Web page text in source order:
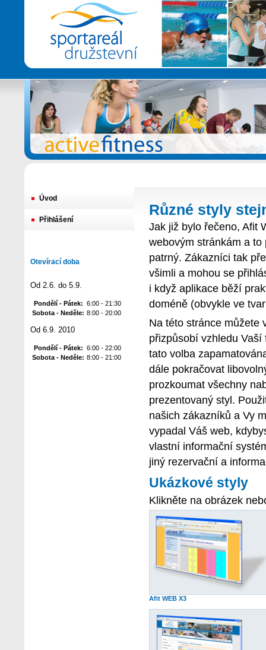
Úvod
Přihlášení
Otevírací doba
Od 2.6. do 5.9.
Pondělí - Pátek: 6:00 - 21:30
Sobota - Neděle: 8:00 - 20:00
Od 6.9. 2010
Pondělí - Pátek: 6:00 - 22:00
Sobota - Neděle: 8:00 - 21:00
Různé styly
Jak již bylo řečeno, Afit
webovým stránkám a
patrný. Zákazníci tak
všimli a mohou se
i když aplikace běží
doméně (obvykle ve
Na této stránce můžete
přizpůsobí vzhledu
tato volba
dále pokračovat
prozkoumat všechny
prezentovaný styl.
našich zákazníků a Vy
vypadal Váš web,
vlastní informační
jiný rezervační a
Ukázkové styly
Klikněte na obrázek
Afit WEB X3